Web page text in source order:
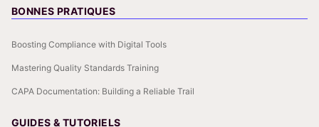
BONNES PRATIQUES
Boosting Compliance with Digital Tools
Mastering Quality Standards Training
CAPA Documentation: Building a Reliable Trail
GUIDES & TUTORIELS